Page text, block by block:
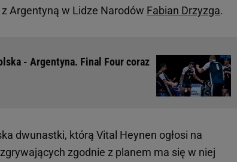
Argentyną w Lidze Narodów Fabian Drzyzga.
- Argentyna. Final Four coraz
dwunastki, którą Vital Heynen ogłosi na
zgodnie z planem ma się w niej